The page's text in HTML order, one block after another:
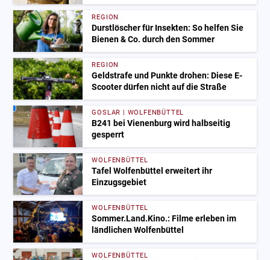
REGION
Durstlöscher für Insekten: So helfen Sie
Bienen & Co. durch den Sommer
REGION
Geldstrafe und Punkte drohen: Diese E-
Scooter dürfen nicht auf die Straße
GOSLAR | WOLFENBÜTTEL
B241 bei Vienenburg wird halbseitig
gesperrt
WOLFENBÜTTEL
Tafel Wolfenbüttel erweitert ihr
Einzugsgebiet
WOLFENBÜTTEL
Sommer.Land.Kino.: Filme erleben im
ländlichen Wolfenbüttel
WOLFENBÜTTEL